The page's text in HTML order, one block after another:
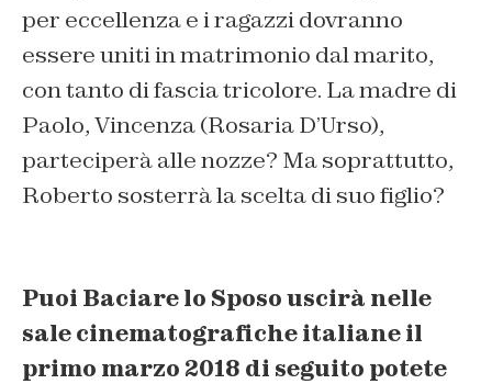
per eccellenza e i ragazzi dovranno
essere uniti in matrimonio dal marito,
con tanto di fascia tricolore. La madre di
Paolo, Vincenza (Rosaria D’Urso),
parteciperà alle nozze? Ma soprattutto,
Roberto sosterrà la scelta di suo figlio?
Puoi Baciare lo Sposo uscirà nelle
sale cinematografiche italiane il
primo marzo 2018 di seguito potete